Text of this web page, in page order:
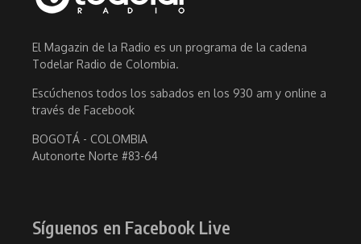
El Magazin de la Radio es un programa de la cadena
Todelar Radio de Colombia.
Escúchenos todos los sabados en los 930 am y online a
través de Facebook
BOGOTÁ - COLOMBIA
Autonorte Norte #83-64
Síguenos en Facebook Live